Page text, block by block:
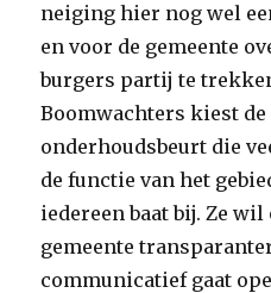
neiging hier nog wel
en voor de gemeente
burgers partij te
Boomwachters kiest
onderhoudsbeurt die
de functie van het
iedereen baat bij. Ze
gemeente
communicatief gaat